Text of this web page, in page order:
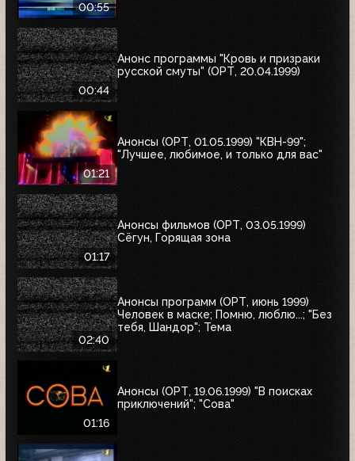
00:55
00:44
Анонс программы "Кровь и призраки
русской смуты" (ОРТ, 20.04.1999)
01:21
Анонсы (ОРТ, 01.05.1999) "КВН-99";
"Лучшее, любимое, и только для вас"
01:17
Анонсы фильмов (ОРТ, 03.05.1999)
Сёгун, Горящая зона
02:40
Анонсы программ (ОРТ, июнь 1999)
Человек в маске; Помню, люблю...; "Без
тебя, Шандор"; Тема
01:16
Анонсы (ОРТ, 19.06.1999) "В поисках
приключений"; "Сова"